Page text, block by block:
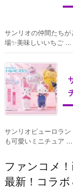
サンリオの仲間たち
場✨美味しいいちご ...
サンリオピューロラ
も可愛いミニチュア ...
ファンコメ
最新！コラ